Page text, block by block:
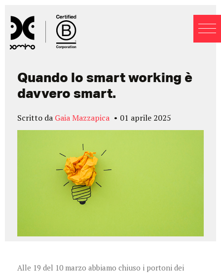
Blog
Quando lo smart working è
davvero smart.
Scritto da Gaia Mazzapica 01 aprile 2025
Alle 19 del 10 marzo abbiamo chiuso i portoni dei